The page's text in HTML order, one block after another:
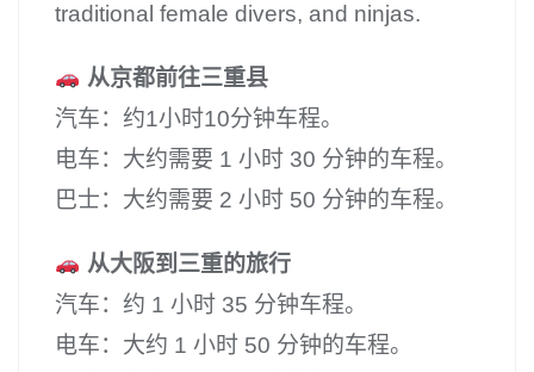
traditional female divers, and ninjas.
从京都前往三重县
汽车：约1小时10分钟车程。
电车：大约需要 1 小时 30 分钟的车程。
巴士：大约需要 2 小时 50 分钟的车程。
从大阪到三重的旅行
汽车：约 1 小时 35 分钟车程。
电车：大约 1 小时 50 分钟的车程。